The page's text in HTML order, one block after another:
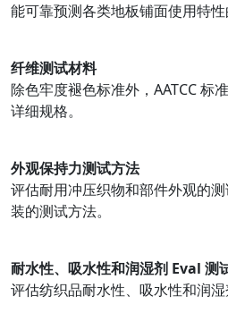
能可靠预测各类地板铺面使用特性
纤维测试材料
除色牢度褪色标准外，AATCC 标
详细规格。
外观保持力测试方法
评估耐用冲压织物和部件外观的
装的测试方法。
耐水性、吸水性和润湿剂 Eval 测
评估纺织品耐水性、吸水性和润湿